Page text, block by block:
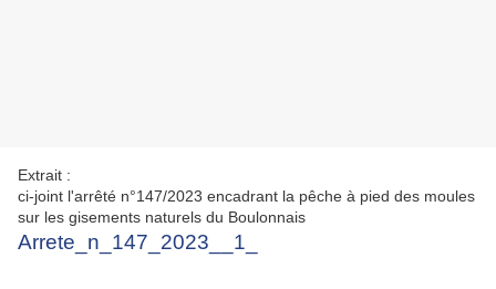
Extrait :
ci-joint l'arrêté n°147/2023 encadrant la pêche à pied des moules
sur les gisements naturels du Boulonnais
Arrete_n_147_2023__1_